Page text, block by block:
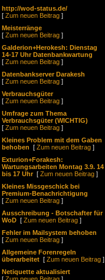
http://wod-status.de/
[ Zum neuen Beitrag ]
Meisterränge
[ Zum neuen Beitrag ]
Galderion+Herokesh: Dienstag
14-17 Uhr Datenbankwartung
[ Zum neuen Beitrag ]
Datenbankserver Darakesh
[ Zum neuen Beitrag ]
Verbrauchsgüter
[ Zum neuen Beitrag ]
Umfrage zum Thema
Verbrauchsgüter (WICHTIG)
[ Zum neuen Beitrag ]
Kleines Problem mit dem Gaben
behoben [ Zum neuen Beitrag ]
Exturion+Forakesh:
Wartungsarbeiten Montag 3.9. 14
bis 17 Uhr [ Zum neuen Beitrag ]
Kleines Missgeschick bei
Premium-Benachrichtigung
[ Zum neuen Beitrag ]
Ausschreibung - Botschafter für
WoD [ Zum neuen Beitrag ]
Fehler im Mailsystem behoben
[ Zum neuen Beitrag ]
Allgemeine Forenregeln
überarbeitet [ Zum neuen Beitrag ]
Netiquette aktualisiert